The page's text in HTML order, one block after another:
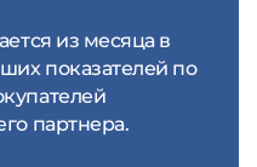
из месяца в
показателей по
партнера.